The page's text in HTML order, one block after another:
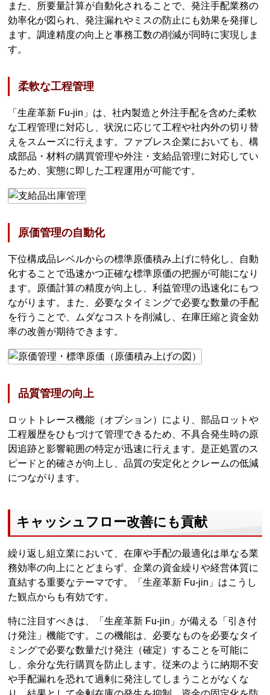
また、所要量計算が自動化されることで、発注手配業務の
効率化が図られ、発注漏れやミスの防止にも効果を発揮し
ます。調達精度の向上と事務工数の削減が同時に実現しま
す。
柔軟な工程管理
「生産革新 Fu-jin」は、社内製造と外注手配を含めた柔軟
な工程管理に対応し、状況に応じて工程や社内外の切り替
えをスムーズに行えます。ファブレス企業においても、構
成部品・材料の購買管理や外注・支給品管理に対応してい
るため、実態に即した工程運用が可能です。
原価管理の自動化
下位構成品レベルからの標準原価積み上げに特化し、自動
化することで迅速かつ正確な標準原価の把握が可能になり
ます。原価計算の精度が向上し、利益管理の迅速化にもつ
ながります。また、必要なタイミングで必要な数量の手配
を行うことで、ムダなコストを削減し、在庫圧縮と資金効
率の改善が期待できます。
品質管理の向上
ロットトレース機能（オプション）により、部品ロットや
工程履歴をひもづけて管理できるため、不具合発生時の原
因追跡と影響範囲の特定が迅速に行えます。是正処置のス
ピードと的確さが向上し、品質の安定化とクレームの低減
につながります。
キャッシュフロー改善にも貢献
繰り返し組立業において、在庫や手配の最適化は単なる業
務効率の向上にとどまらず、企業の資金繰りや経営体質に
直結する重要なテーマです。「生産革新 Fu-jin」はこうし
た観点からも有効です。
特に注目すべきは、「生産革新 Fu-jin」が備える「引き付
け発注」機能です。この機能は、必要なものを必要なタイ
ミングで必要な数量だけ発注（確定）することを可能に
し、余分な先行購買を防止します。従来のように納期不安
や手配漏れを恐れて過剰に発注してしまうことがなくな